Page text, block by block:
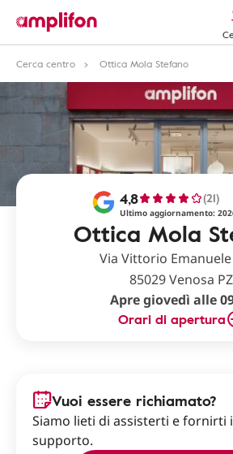
Cerca centro
Ottica Mola Stefano
Ottica Mola
4,8 (21)
Ultimo aggiornamento:
Via Vittorio
85029 Venosa PZ
Apre giovedì alle
Orari di apertura
Vuoi essere richiamato?
Siamo lieti di assisterti e fornirti
supporto.